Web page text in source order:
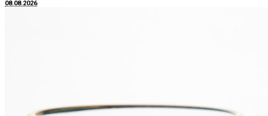
08.08.2026